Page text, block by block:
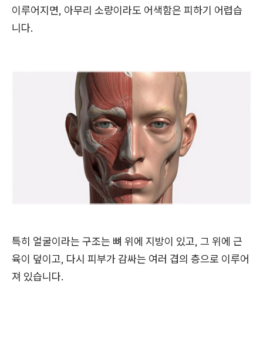
이루어지면, 아무리 소량이라도 어색함은 피하기 어렵습
니다.
특히 얼굴이라는 구조는 뼈 위에 지방이 있고, 그 위에 근
육이 덮이고, 다시 피부가 감싸는 여러 겹의 층으로 이루어
져 있습니다.